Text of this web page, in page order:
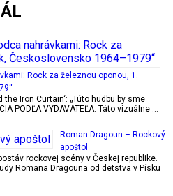
Rock za železnou oponou, 1.
the Iron Curtain‘: „Túto hudbu by sme
PODĽA VYDAVATEĽA: Táto vizuálne …
Roman Dragoun – Rockový
apoštol
rockovej scény v Českej republike.
Romana Dragouna od detstva v Písku